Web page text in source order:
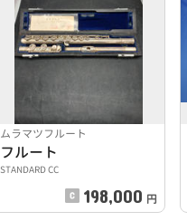
ムラマツフルート
フルート
STANDARD CC
198,000 円